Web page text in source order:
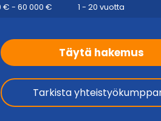
€ - 60 000 € 1 - 20 vuotta
Täytä hakemus
Tarkista